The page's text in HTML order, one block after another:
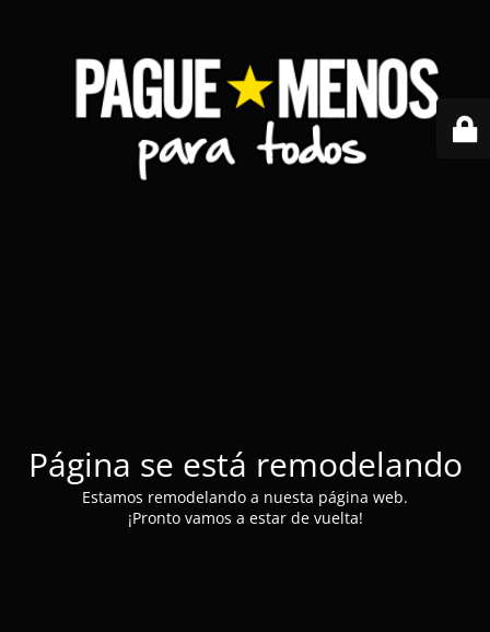
Página se está remodelando
Estamos remodelando a nuesta página web.
¡Pronto vamos a estar de vuelta!